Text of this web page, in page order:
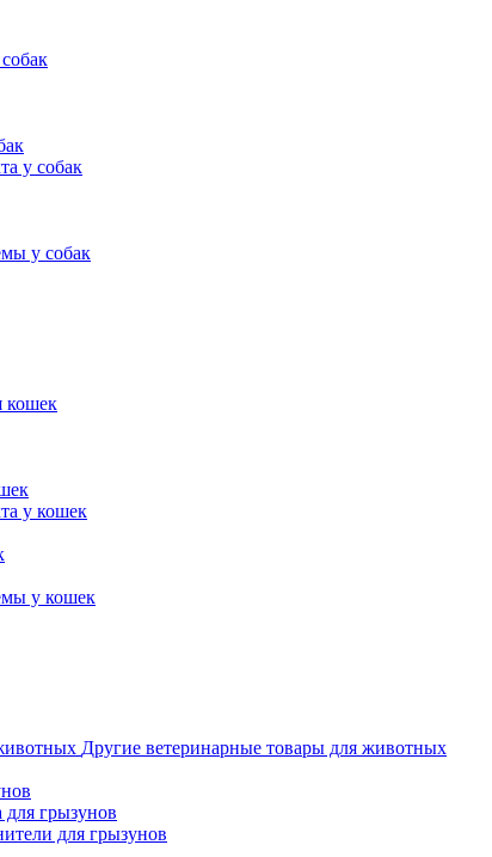
у собак
у собак
кошек
у кошек
у кошек
Другие ветеринарные товары для животных
для грызунов
для грызунов